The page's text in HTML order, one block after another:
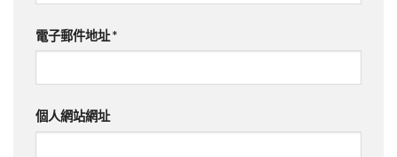
電子郵件地址*
個人網站網址